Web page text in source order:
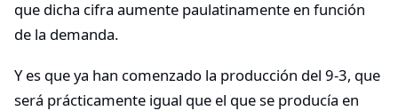
que dicha cifra aumente paulatinamente en función
de la demanda.
Y es que ya han comenzado la producción del 9-3, que
será prácticamente igual que el que se producía en